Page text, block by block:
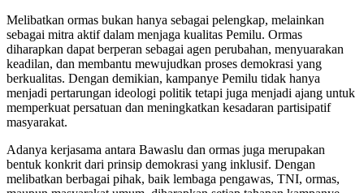
Melibatkan ormas bukan hanya sebagai pelengkap, melainkan
sebagai mitra aktif dalam menjaga kualitas Pemilu. Ormas
diharapkan dapat berperan sebagai agen perubahan, menyuarakan
keadilan, dan membantu mewujudkan proses demokrasi yang
berkualitas. Dengan demikian, kampanye Pemilu tidak hanya
menjadi pertarungan ideologi politik tetapi juga menjadi ajang untuk
memperkuat persatuan dan meningkatkan kesadaran partisipatif
masyarakat.
Adanya kerjasama antara Bawaslu dan ormas juga merupakan
bentuk konkrit dari prinsip demokrasi yang inklusif. Dengan
melibatkan berbagai pihak, baik lembaga pengawas, TNI, ormas,